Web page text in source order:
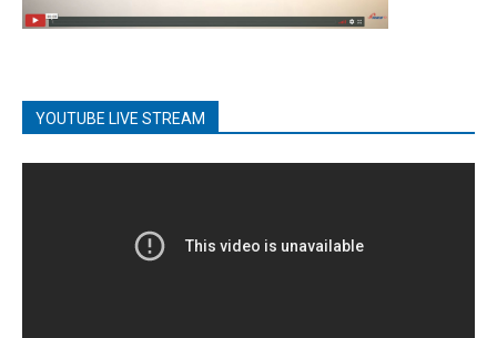
YOUTUBE LIVE STREAM